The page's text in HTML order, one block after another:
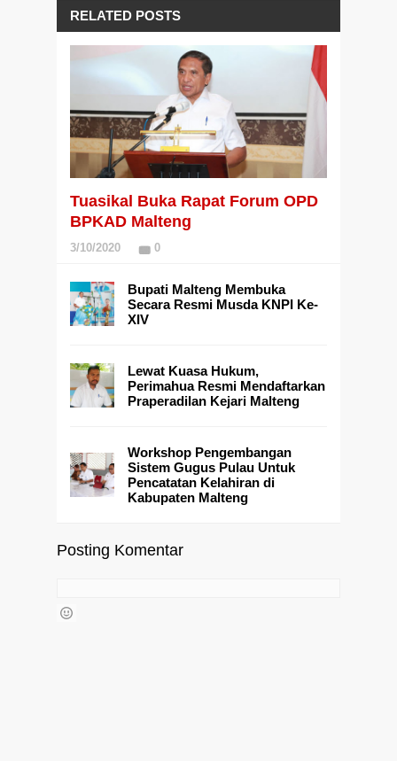
RELATED POSTS
Tuasikal Buka Rapat Forum OPD
BPKAD Malteng
3/10/2020 0
Bupati Malteng Membuka
Secara Resmi Musda KNPI Ke-
XIV
Lewat Kuasa Hukum,
Perimahua Resmi Mendaftarkan
Praperadilan Kejari Malteng
Workshop Pengembangan
Sistem Gugus Pulau Untuk
Pencatatan Kelahiran di
Kabupaten Malteng
Posting Komentar